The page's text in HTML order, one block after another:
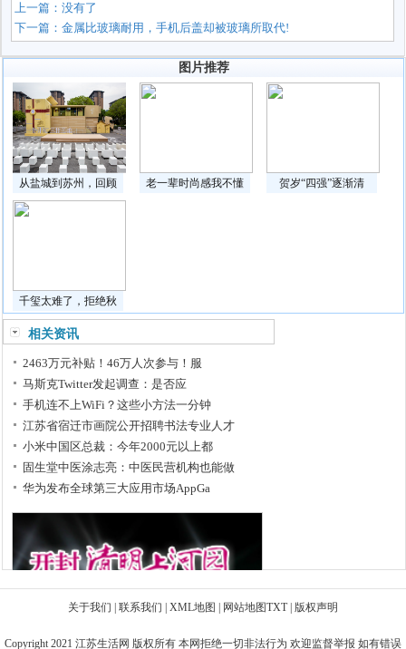
上一篇：没有了
下一篇：金属比玻璃耐用，手机后盖却被玻璃所取代!
图片推荐
从盐城到苏州，回顾 老一辈时尚感我不懂 贺岁“四强”逐渐清
千玺太难了，拒绝秋
相关资讯
2463万元补贴！46万人次参与！服
马斯克Twitter发起调查：是否应
手机连不上WiFi？这些小方法一分钟
江苏省宿迁市画院公开招聘书法专业人才
小米中国区总裁：今年2000元以上都
固生堂中医涂志亮：中医民营机构也能做
华为发布全球第三大应用市场AppGa
关于我们 联系我们 XML地图 网站地图TXT| 版权声明
Copyright 2021 江苏生活网 版权所有 本网拒绝一切非法行为 欢迎监督举报 如有错误